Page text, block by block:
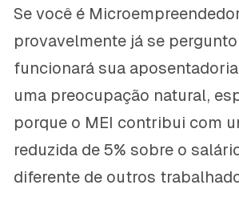
Se você é
provavelmente já se
funcionará sua
uma preocupação natural,
porque o MEI contribui com
reduzida de 5% sobre o
diferente de outros